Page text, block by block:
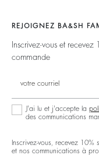
Chandails & Cardigans
Dos Nus
Denim
Partenaires
Circularité
Nos Magasins
Talents
Nouvelle Collection
REJOIGNEZ BA&SH
Inscrivez-vous et
commande
J'ai lu et j'accepte la
des communications
Inscrivez-vous, recevez 10%
et nos communications à